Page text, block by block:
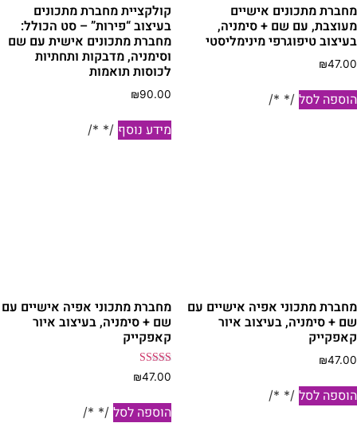
מתכונים אישיים
עם שם + סימניה,
טיפוגרפי מינימליסטי
₪
לסל /* */
קולקציית מחברת מתכונים
בעיצוב “פירות” – סט הכולל:
מחברת מתכונים אישית עם שם
וסימניה, מדבקות ותחתיות
לכוסות תואמות
₪90.00
מידע נוסף /* */
מתכוני אפיה אישיים עם
+ סימניה, בעיצוב איור
₪
לסל /* */
מחברת מתכוני אפיה אישיים עם
שם + סימניה, בעיצוב איור
קאפקייק
דורג
5.00
₪47.00
הוספה לסל /* */